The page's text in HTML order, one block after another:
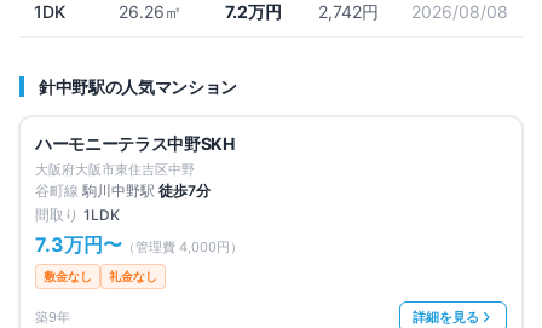
1DK 26.26㎡ 7.2万円 2,742円 2026/08/08
針中野駅の人気マンション
仲介手数料無料
ハーモニーテラス中野SKH
大阪府大阪市東住吉区中野
谷町線 駒川中野駅 徒歩7分
間取り 1LDK
7.3万円 〜 （管理費 4,000円 ）
敷金なし 礼金なし
築9年 詳細を見る